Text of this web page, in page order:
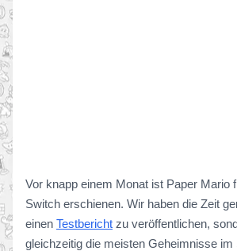
Vor knapp einem Monat ist Paper Mario
Switch erschienen. Wir haben die Zeit
einen Testbericht zu veröffentlichen,
gleichzeitig die meisten Geheimnisse im